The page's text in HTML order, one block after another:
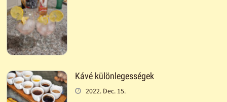
Kávé különlegességek
2022. Dec. 15.